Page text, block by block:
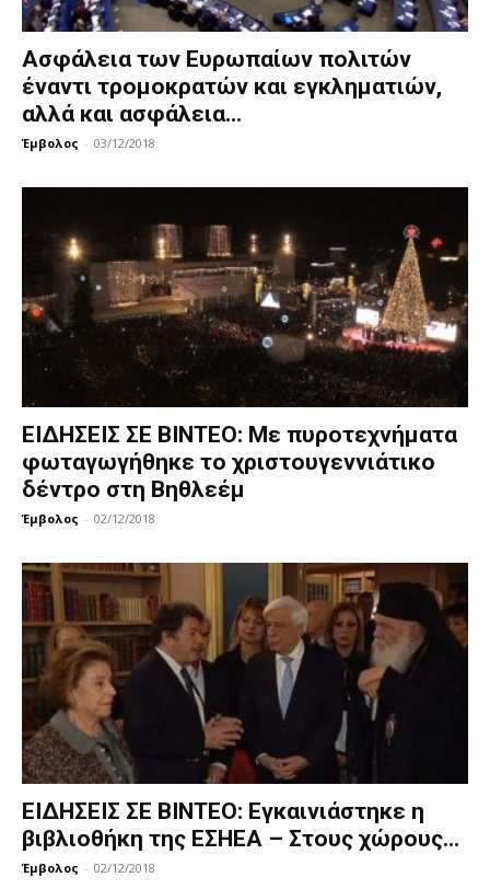
Ασφάλεια των Ευρωπαίων πολιτών
έναντι τρομοκρατών και εγκληματιών,
αλλά και ασφάλεια...
Έμβολος - 03/12/2018
ΕΙΔΗΣΕΙΣ ΣΕ ΒΙΝΤΕΟ: Με πυροτεχνήματα
φωταγωγήθηκε το χριστουγεννιάτικο
δέντρο στη Βηθλεέμ
Έμβολος - 02/12/2018
ΕΙΔΗΣΕΙΣ ΣΕ ΒΙΝΤΕΟ: Εγκαινιάστηκε η
βιβλιοθήκη της ΕΣΗΕΑ – Στους χώρους...
Έμβολος - 02/12/2018